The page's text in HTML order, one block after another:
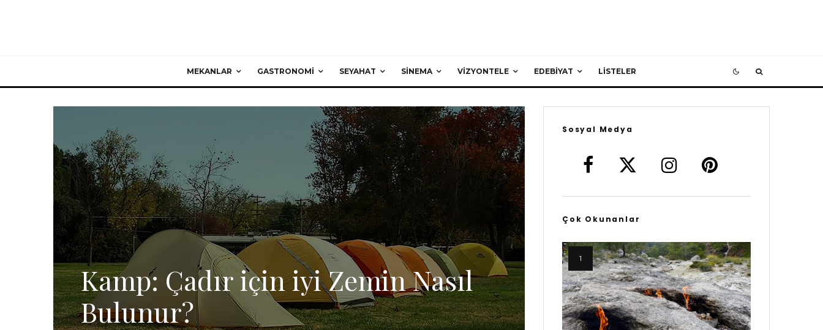
MEKANLAR GASTRONOMI SEYAHAT SINEMA VIZYONTELE EDEBIYAT LISTELER
Kamp: Çadır için iyi Zemin Nasıl
Bulunur?
Sosyal Medya
Çok Okunanlar